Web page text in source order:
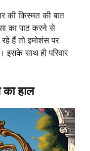
की किस्मत की बात
का पाठ करने से
हैं तो इमोशंस पर
इसके साथ ही परिवार
का हाल